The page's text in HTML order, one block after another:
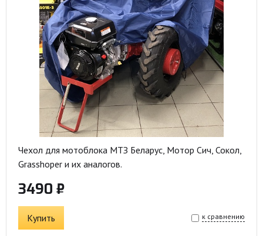
Чехол для мотоблока МТЗ Беларус, Мотор Сич, Сокол,
Grasshoper и их аналогов.
3490 ₽
Купить к сравнению